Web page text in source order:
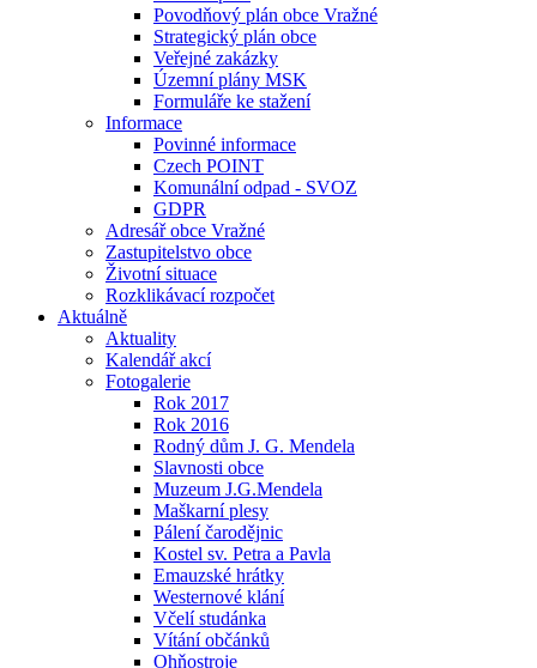
Povodňový plán obce Vražné
Strategický plán obce
Veřejné zakázky
Územní plány MSK
Formuláře ke stažení
Informace
Povinné informace
Czech POINT
Komunální odpad - SVOZ
GDPR
Adresář obce Vražné
Zastupitelstvo obce
Životní situace
Rozklikávací rozpočet
Aktuálně
Aktuality
Kalendář akcí
Fotogalerie
Rok 2017
Rok 2016
Rodný dům J. G. Mendela
Slavnosti obce
Muzeum J.G.Mendela
Maškarní plesy
Pálení čarodějnic
Kostel sv. Petra a Pavla
Emauzské hrátky
Westernové klání
Včelí studánka
Vítání občánků
Ohňostroje